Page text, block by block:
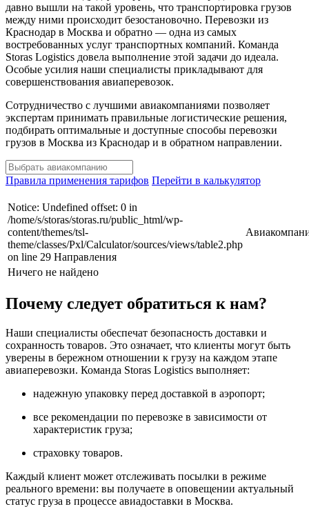
давно вышли на такой уровень, что транспортировка грузов
между ними происходит безостановочно. Перевозки из
Краснодар в Москва и обратно — одна из самых
востребованных услуг транспортных компаний. Команда
Storas Logistics довела выполнение этой задачи до идеала.
Особые усилия наши специалисты прикладывают для
совершенствования авиаперевозок.
Сотрудничество с лучшими авиакомпаниями позволяет
экспертам принимать правильные логистические решения,
подбирать оптимальные и доступные способы перевозки
грузов в Москва из Краснодар и в обратном направлении.
Правила применения тарифов Перейти в калькулятор
Notice: Undefined offset: 0 in
/home/s/storas/storas.ru/public_html/wp-
content/themes/tsl-
theme/classes/Pxl/Calculator/sources/views/table2.php
on line 29 Направления
Ничего не найдено
Почему следует обратиться к нам?
Наши специалисты обеспечат безопасность доставки и
сохранность товаров. Это означает, что клиенты могут быть
уверены в бережном отношении к грузу на каждом этапе
авиаперевозки. Команда Storas Logistics выполняет:
надежную упаковку перед доставкой в аэропорт;
все рекомендации по перевозке в зависимости от
характеристик груза;
страховку товаров.
Каждый клиент может отслеживать посылки в режиме
реального времени: вы получаете в оповещении актуальный
статус груза в процессе авиадоставки в Москва.